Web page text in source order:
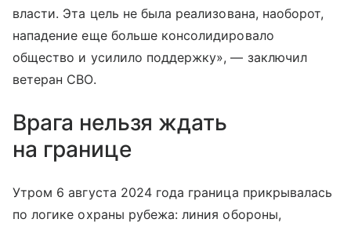
власти. Эта цель не была реализована, наоборот,
нападение еще больше консолидировало
общество и усилило поддержку», — заключил
ветеран СВО.
Врага нельзя ждать
на границе
Утром 6 августа 2024 года граница прикрывалась
по логике охраны рубежа: линия обороны,